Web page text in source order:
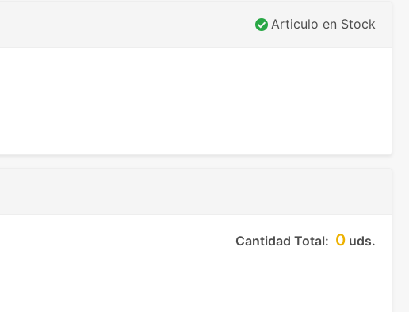
Articulo en Stock
Cantidad Total: 0 uds.